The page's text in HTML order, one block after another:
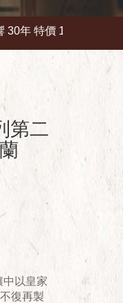
Hot 響21年 特價 16800
第二
中以皇家
復再製